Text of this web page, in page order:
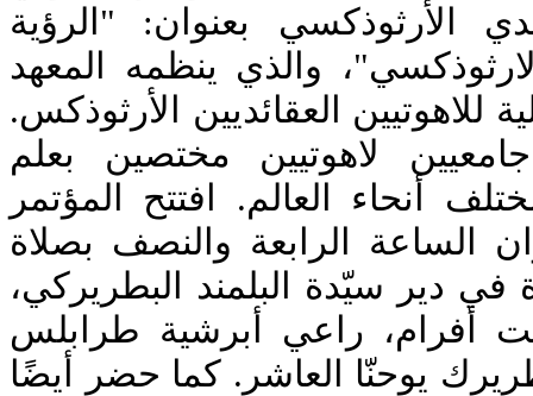
الأرثوذكسي بعنوان: "الرؤية
والذي ينظمه المعهد
للاهوتيين العقائديين الأرثوذكس.
لاهوتيين مختصين بعلم
أنحاء العالم. افتتح المؤتمر
7 حزيران الساعة الرابعة والنصف بصلاة
دير سيّدة البلمند البطريركي،
أفرام، راعي أبرشية طرابلس
يوحنّا العاشر. كما حضر أيضًا